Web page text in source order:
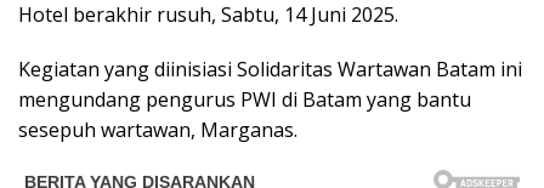
Hotel berakhir rusuh, Sabtu, 14 Juni 2025.
Kegiatan yang diinisiasi Solidaritas Wartawan Batam ini
mengundang pengurus PWI di Batam yang bantu
sesepuh wartawan, Marganas.